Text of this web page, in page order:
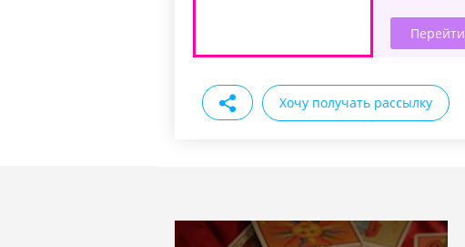
Перейти
Хочу получать рассылку